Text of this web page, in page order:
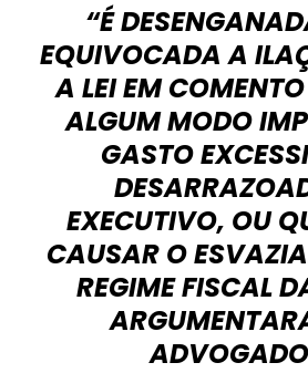
“É
EQUIVOCADA A
A LEI EM
ALGUM MODO
GASTO
EXECUTIVO, OU
CAUSAR O
REGIME FISCAL